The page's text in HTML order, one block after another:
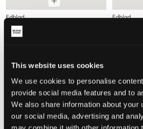
This website uses cookies
We use cookies to personalise
provide social media features and to
We also share information about your
our social media, advertising and
Edblad
ALBA NECKLACE S GOLD
24,50 €
Edblad
ALBA